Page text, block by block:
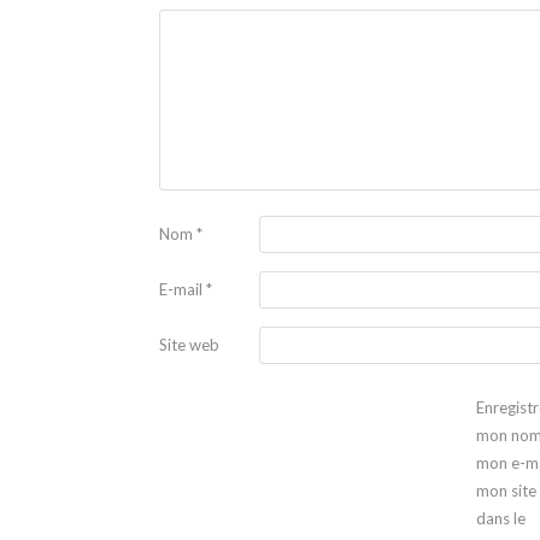
Nom *
E-mail *
Site web
mon
mon e-
mon site
dans le